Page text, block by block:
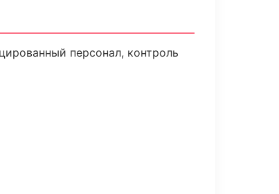
персонал, контроль